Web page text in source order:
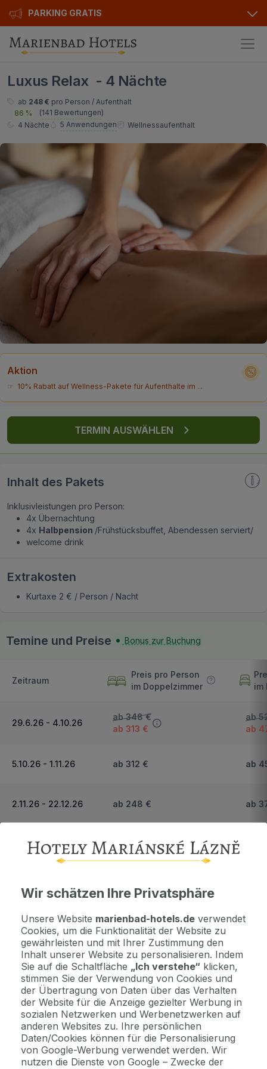
PARKING GRATIS
Hotels
Kurhotels
Orea Hotels
Geschenkgutscheine
Kontakt
Über uns
Privat Transfer
FAQ
Luxus Relax - 4 Nächte
ab 248 € pro Person / Aufenthalt
86 %
(141 Bewertungen)
4 Nächte
5 Anwendungen Wellnessaufenthalt
Aktion
☞ 10% Rabatt auf Wellness-Pakete für Aufenthalte im ...
TERMIN AUSWÄHLEN
Inhalt des Pakets
Inklusivleistungen pro Person:
4x Übernachtung
4x Halbpension /Frühstücksbuffet, Abendessen serviert/
welcome drink
Extrakosten
Kurtaxe 2 € / Person / Nacht
Temine und Preise Bonus zur Buchung
Zeitraum
Preis pro Person
im Doppelzimmer
im
29.6.26 - 4.10.26
ab 348 €
ab 313 €
ab
ab
5.10.26 - 1.11.26 ab 312 € ab
2.11.26 - 22.12.26 ab 248 € ab
Kontaktdaten. Unterkunftsbedingungen und andere...
Als Geschenk kaufen
Machen Sie Freude mit einem Geschenkvoucher
Jetzt bezahlen Sie gar nichts.
Die Zahlungsmodalitäten erhalten Sie zusammen mit dem Angebot
per E-Mail.
2 Gründe, bei uns zu buchen
Wir schätzen Ihre Privatsphäre
Unsere Website marienbad-hotels.de verwendet
Cookies, um die Funktionalität der Website zu
gewährleisten und mit Ihrer Zustimmung den
Inhalt unserer Website zu personalisieren. Indem
Sie auf die Schaltfläche „Ich verstehe“ klicken,
stimmen Sie der Verwendung von Cookies und
der Übertragung von Daten über das Verhalten
der Website für die Anzeige gezielter Werbung in
sozialen Netzwerken und Werbenetzwerken auf
anderen Websites zu. Ihre persönlichen
Daten/Cookies können für die Personalisierung
von Google-Werbung verwendet werden. Wir
nutzen die Dienste von Google – Zwecke der